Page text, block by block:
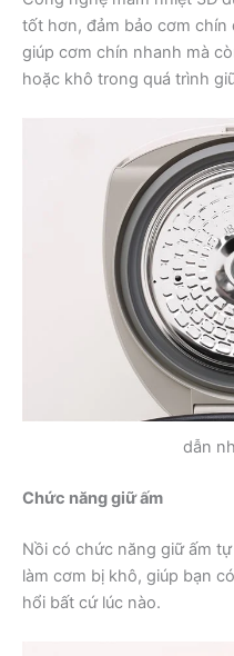
tốt hơn, đảm bảo cơm chín
giúp cơm chín nhanh mà
hoặc khô trong quá trình
dẫn
Chức năng giữ ấm
Nồi có chức năng giữ ấm
làm cơm bị khô, giúp bạn
hổi bất cứ lúc nào.